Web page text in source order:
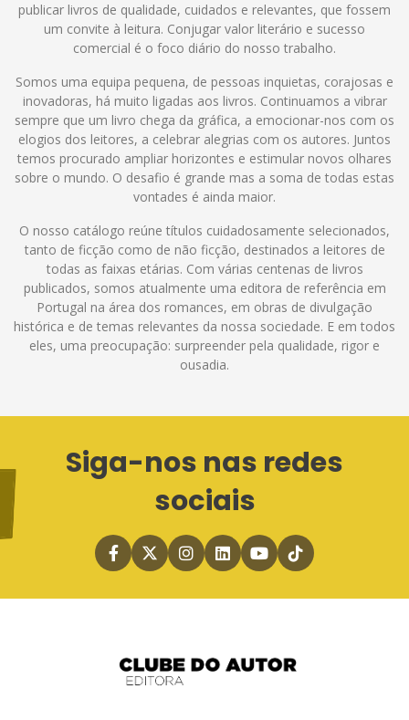
publicar livros de qualidade, cuidados e relevantes, que fossem
um convite à leitura. Conjugar valor literário e sucesso
comercial é o foco diário do nosso trabalho.
Somos uma equipa pequena, de pessoas inquietas, corajosas e
inovadoras, há muito ligadas aos livros. Continuamos a vibrar
sempre que um livro chega da gráfica, a emocionar-nos com os
elogios dos leitores, a celebrar alegrias com os autores. Juntos
temos procurado ampliar horizontes e estimular novos olhares
sobre o mundo. O desafio é grande mas a soma de todas estas
vontades é ainda maior.
O nosso catálogo reúne títulos cuidadosamente selecionados,
tanto de ficção como de não ficção, destinados a leitores de
todas as faixas etárias. Com várias centenas de livros
publicados, somos atualmente uma editora de referência em
Portugal na área dos romances, em obras de divulgação
histórica e de temas relevantes da nossa sociedade. E em todos
eles, uma preocupação: surpreender pela qualidade, rigor e
ousadia.
Siga-nos nas redes
sociais